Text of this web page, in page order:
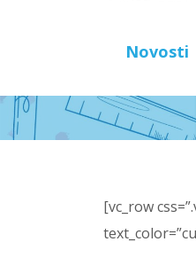
Novosti
[vc_row